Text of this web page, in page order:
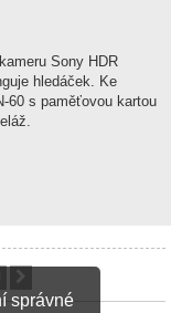
správné
Sony HDR
hledáček. Ke
60 s paměťovou kartou